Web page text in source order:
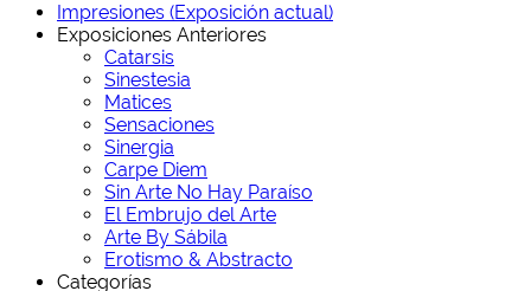
Impresiones (Exposición actual)
Exposiciones Anteriores
Catarsis
Sinestesia
Matices
Sensaciones
Sinergia
Carpe Diem
Sin Arte No Hay Paraíso
El Embrujo del Arte
Arte By Sábila
Erotismo & Abstracto
Categorías